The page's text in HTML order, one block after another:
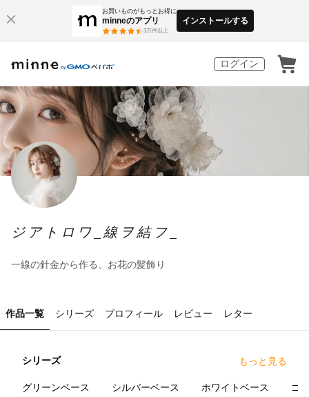
お買いものがもっとお得に
minneのアプリ
3万件以上
インストールする
ログイン
ジアトロワ_線ヲ結フ_
一線の針金から作る、お花の髪飾り
作品一覧 シリーズ プロフィール レビュー レター
シリーズ もっと見る
グリーンベース シルバーベース ホワイトベース ゴ